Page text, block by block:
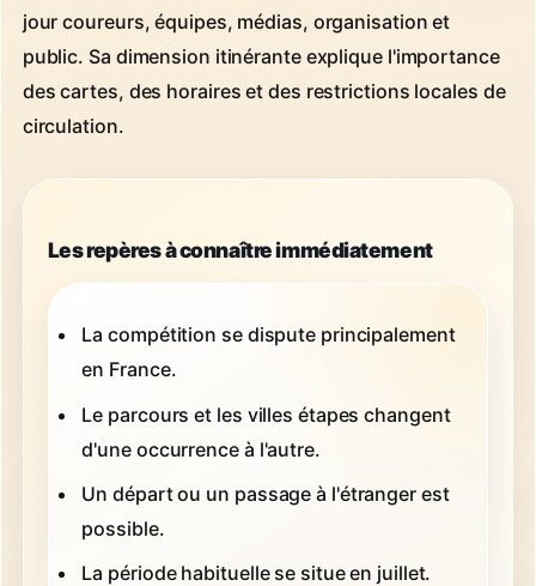
jour coureurs, équipes, médias, organisation et
public. Sa dimension itinérante explique l'importance
des cartes, des horaires et des restrictions locales de
circulation.
Les repères à connaître immédiatement
La compétition se dispute principalement
en France.
Le parcours et les villes étapes changent
d'une occurrence à l'autre.
Un départ ou un passage à l'étranger est
possible.
La période habituelle se situe en juillet.